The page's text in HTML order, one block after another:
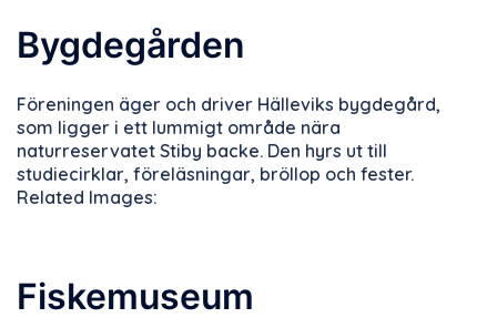
Bygdegården
Föreningen äger och driver Hälleviks bygdegård,
som ligger i ett lummigt område nära
naturreservatet Stiby backe. Den hyrs ut till
studiecirklar, föreläsningar, bröllop och fester.
Related Images:
Fiskemuseum